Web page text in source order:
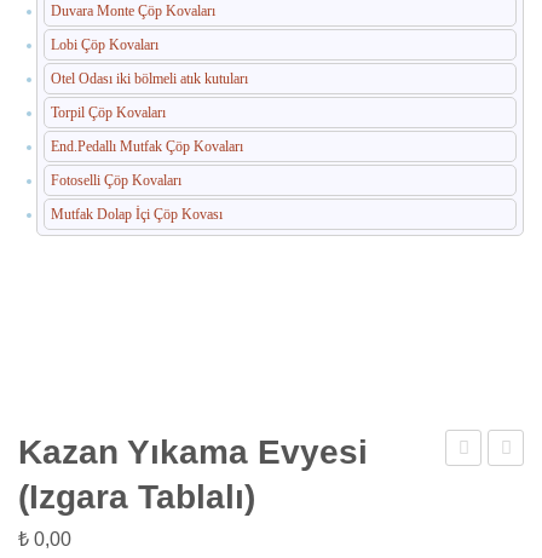
Duvara Monte Çöp Kovaları
Lobi Çöp Kovaları
Otel Odası iki bölmeli atık kutuları
Torpil Çöp Kovaları
End.Pedallı Mutfak Çöp Kovaları
Fotoselli Çöp Kovaları
Mutfak Dolap İçi Çöp Kovası
Kazan Yıkama Evyesi
(Izgara Tablalı)
₺ 0,00